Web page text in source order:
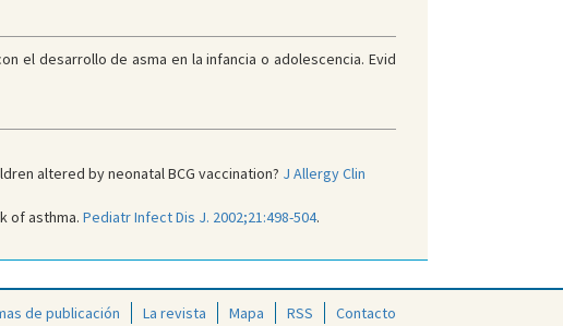
el desarrollo de asma en la infancia o adolescencia. Evid
altered by neonatal BCG vaccination? J Allergy Clin
of asthma. Pediatr Infect Dis J. 2002;21:498-504.
de publicación La revista Mapa RSS Contacto